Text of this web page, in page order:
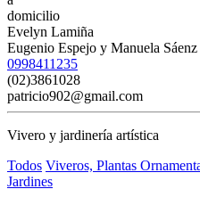
Evelyn Lamiña
Eugenio Espejo y Manuela Sáenz
0998411235
(02)3861028
patricio902@gmail.com
Vivero y jardinería artística
Todos Viveros, Plantas
Jardines